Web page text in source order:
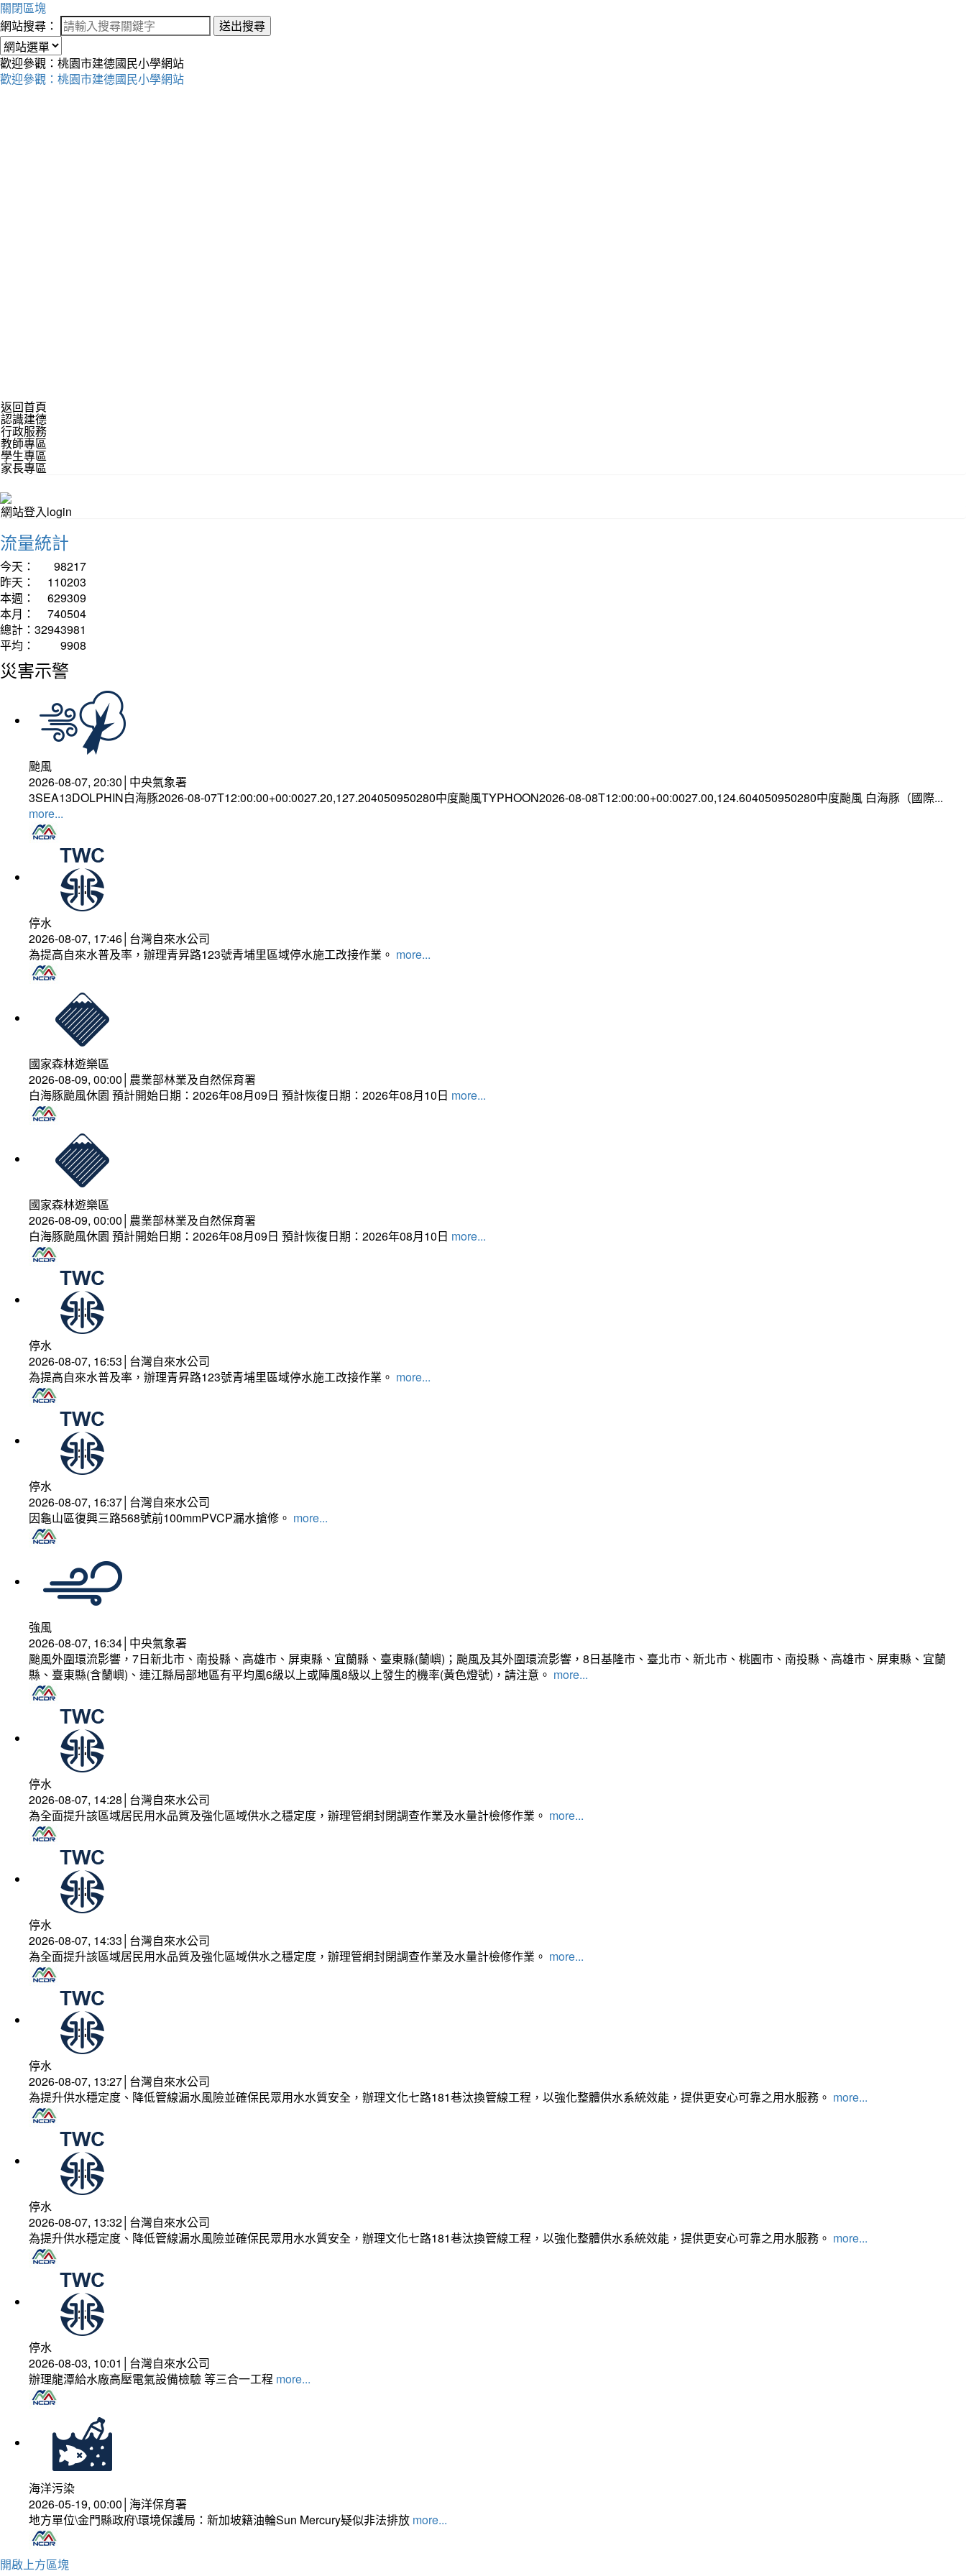
關閉區塊
網站搜尋：
送出搜尋
歡迎參觀：桃園市建德國民小學網站
歡迎參觀：桃園市建德國民小學網站
返回首頁
認識建德
行政服務
教師專區
學生專區
家長專區
網站登入login
流量統計
今天：
98217
昨天：
110203
本週：
629309
本月：
740504
總計： 32943981
平均：
9908
災害示警
颱風
2026-08-07, 20:30│中央氣象署
3SEA13DOLPHIN白海豚2026-08-07T12:00:00+00:0027.20,127.204050950280中度颱風TYPHOON2026-08-08T12:00:00+00:0027.00,124.604050950280中度颱風 白海豚（國際...
more...
停水
2026-08-07, 17:46│台灣自來水公司
為提高自來水普及率，辦理青昇路123號青埔里區域停水施工改接作業。 more...
國家森林遊樂區
2026-08-09, 00:00│農業部林業及自然保育署
白海豚颱風休園 預計開始日期：2026年08月09日 預計恢復日期：2026年08月10日 more...
國家森林遊樂區
2026-08-09, 00:00│農業部林業及自然保育署
白海豚颱風休園 預計開始日期：2026年08月09日 預計恢復日期：2026年08月10日 more...
停水
2026-08-07, 16:53│台灣自來水公司
為提高自來水普及率，辦理青昇路123號青埔里區域停水施工改接作業。 more...
停水
2026-08-07, 16:37│台灣自來水公司
因龜山區復興三路568號前100mmPVCP漏水搶修。 more...
強風
2026-08-07, 16:34│中央氣象署
颱風外圍環流影響，7日新北市、南投縣、高雄市、屏東縣、宜蘭縣、臺東縣(蘭嶼)；颱風及其外圍環流影響，8日基隆市、臺北市、新北市、桃園市、南投縣、高雄市、屏東縣、宜蘭
縣、臺東縣(含蘭嶼)、連江縣局部地區有平均風6級以上或陣風8級以上發生的機率(黃色燈號)，請注意。 more...
停水
2026-08-07, 14:28│台灣自來水公司
為全面提升該區域居民用水品質及強化區域供水之穩定度，辦理管網封閉調查作業及水量計檢修作業。 more...
停水
2026-08-07, 14:33│台灣自來水公司
為全面提升該區域居民用水品質及強化區域供水之穩定度，辦理管網封閉調查作業及水量計檢修作業。 more...
停水
2026-08-07, 13:27│台灣自來水公司
為提升供水穩定度、降低管線漏水風險並確保民眾用水水質安全，辦理文化七路181巷汰換管線工程，以強化整體供水系統效能，提供更安心可靠之用水服務。 more...
停水
2026-08-07, 13:32│台灣自來水公司
為提升供水穩定度、降低管線漏水風險並確保民眾用水水質安全，辦理文化七路181巷汰換管線工程，以強化整體供水系統效能，提供更安心可靠之用水服務。 more...
停水
2026-08-03, 10:01│台灣自來水公司
辦理龍潭給水廠高壓電氣設備檢驗 等三合一工程 more...
海洋污染
2026-05-19, 00:00│海洋保育署
地方單位\金門縣政府\環境保護局：新加坡籍油輪Sun Mercury疑似非法排放 more...
開啟上方區塊